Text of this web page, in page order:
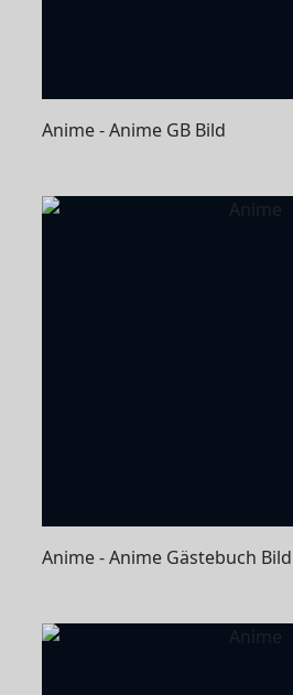
Anime - Anime GB Bild
Anime - Anime Gästebuch Bild